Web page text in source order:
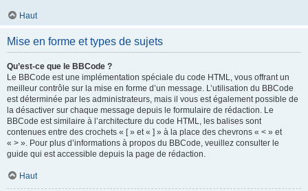
Haut
Mise en forme et types de sujets
Qu’est-ce que le BBCode ?
Le BBCode est une implémentation spéciale du code HTML, vous offrant un
meilleur contrôle sur la mise en forme d’un message. L’utilisation du BBCode
est déterminée par les administrateurs, mais il vous est également possible de
la désactiver sur chaque message depuis le formulaire de rédaction. Le
BBCode est similaire à l’architecture du code HTML, les balises sont
contenues entre des crochets « [ » et « ] » à la place des chevrons « < » et
« > ». Pour plus d’informations à propos du BBCode, veuillez consulter le
guide qui est accessible depuis la page de rédaction.
Haut